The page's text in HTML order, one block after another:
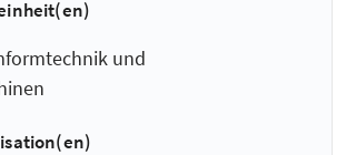
und